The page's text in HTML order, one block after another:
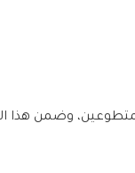
وضمن هذا